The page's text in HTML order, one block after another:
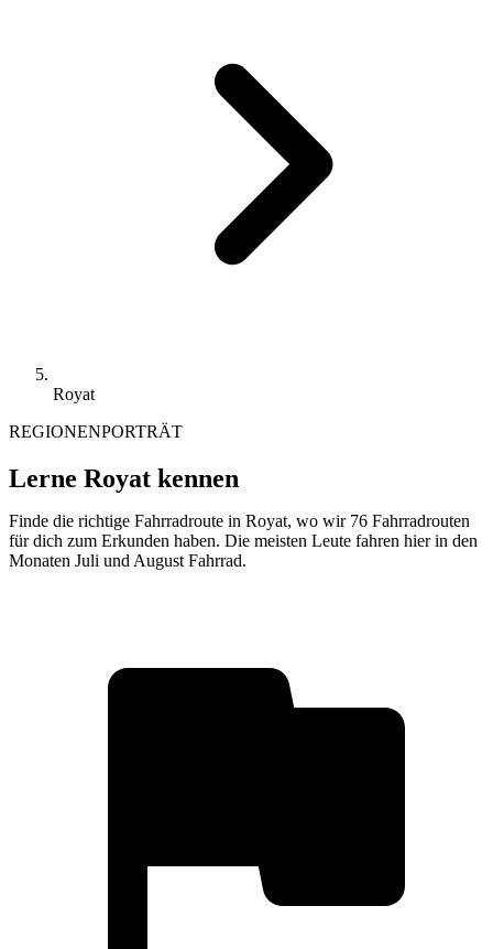
Royat
REGIONENPORTRÄT
Lerne Royat kennen
Finde die richtige Fahrradroute in Royat, wo wir 76 Fahrradrouten
für dich zum Erkunden haben. Die meisten Leute fahren hier in den
Monaten Juli und August Fahrrad.